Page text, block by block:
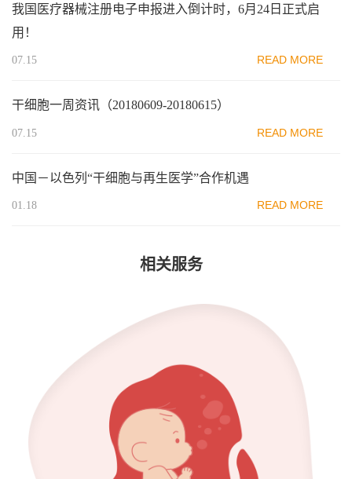
我国医疗器械注册电子申报进入倒计时，6月24日正式启
用！
07.15 READ MORE
干细胞一周资讯（20180609-20180615）
07.15 READ MORE
中国－以色列“干细胞与再生医学”合作机遇
01.18 READ MORE
相关服务